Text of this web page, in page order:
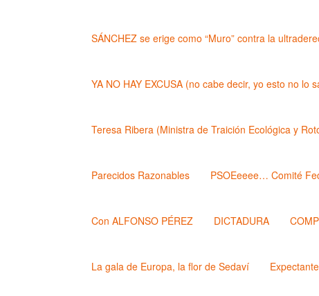
SÁNCHEZ se erige como “Muro” contra la
YA NO HAY EXCUSA (no cabe decir, yo esto no lo
Teresa Ribera (Ministra de Traición Ecológica y
Parecidos Razonables PSOEeeee… Comité
Con ALFONSO PÉREZ DICTADURA
La gala de Europa, la flor de Sedaví